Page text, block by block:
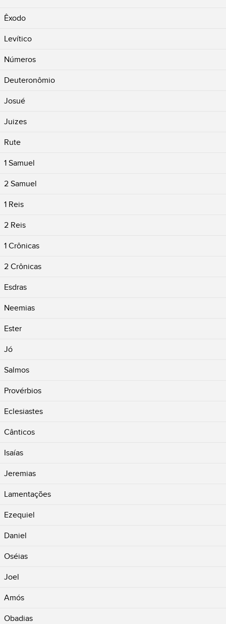
Êxodo
Levítico
Números
Deuteronômio
Josué
Juizes
Rute
1 Samuel
2 Samuel
1 Reis
2 Reis
1 Crônicas
2 Crônicas
Esdras
Neemias
Ester
Jó
Salmos
Provérbios
Eclesiastes
Cânticos
Isaías
Jeremias
Lamentações
Ezequiel
Daniel
Oséias
Joel
Amós
Obadias